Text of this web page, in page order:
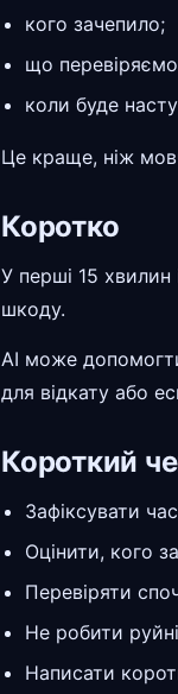
кого зачепило;
що
коли буде
Це краще, ніж
Коротко
У перші 15 хвилин
шкоду.
AI може
для відкату або
Короткий
Зафіксувати
Оцінити, кого
Перевіряти
Не робити
Написати